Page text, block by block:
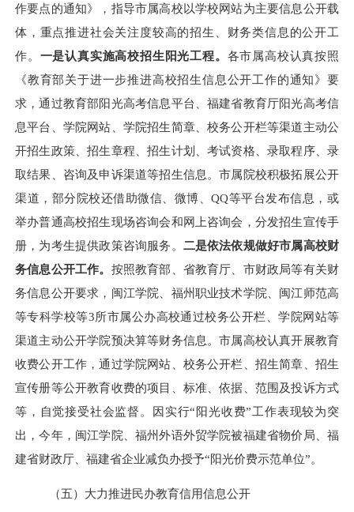
作要点的通知》，指导市属高校以学校网站为主要信息公开载
体，重点推进社会关注度较高的招生、财务类信息的公开工
作。 一是认真实施高校招生阳光工程。 各市属高校认真按照
《教育部关于进一步推进高校招生信息公开工作的通知》要
求，通过教育部阳光高考信息平台、福建省教育厅阳光高考信
息平台、学院网站、学院招生简章、校务公开栏等渠道主动公
开招生政策、招生章程、招生计划、考试资格、录取程序、录
取结果、咨询及申诉渠道等招生信息。市属院校积极拓展公开
渠道，部分院校还借助微信、微博、QQ等平台发布信息，或
举办普通高校招生现场咨询会和网上咨询会，分发招生宣传手
册，为考生提供政策咨询服务。 二是依法依规做好市属高校财
务信息公开工作。 按照教育部、省教育厅、市财政局等有关财
务信息公开要求，闽江学院、福州职业技术学院、闽江师范高
等专科学校等3所市属公办高校通过校务公开栏、学院网站等
渠道主动公开学院预决算等财务信息。市属高校认真开展教育
收费公开工作，通过学院网站、校务公开栏、招生简章、招生
宣传册等公开教育收费的项目、标准、依据、范围及投诉方式
等，自觉接受社会监督。因实行“阳光收费”工作表现较为突
出，今年，闽江学院、福州外语外贸学院被福建省物价局、福
建省财政厅、福建省企业减负办授予“阳光价费示范单位”。
（五）大力推进民办教育信用信息公开